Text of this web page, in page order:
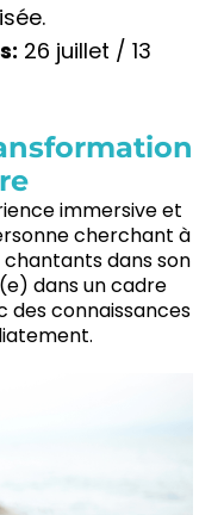
26 juillet / 13
immersive et
cherchant à
dans son
dans un cadre
connaissances